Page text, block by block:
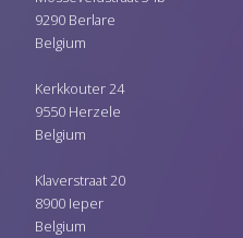
9290 Berlare
Belgium
Kerkkouter 24
9550 Herzele
Belgium
Klaverstraat 20
8900 Ieper
Belgium